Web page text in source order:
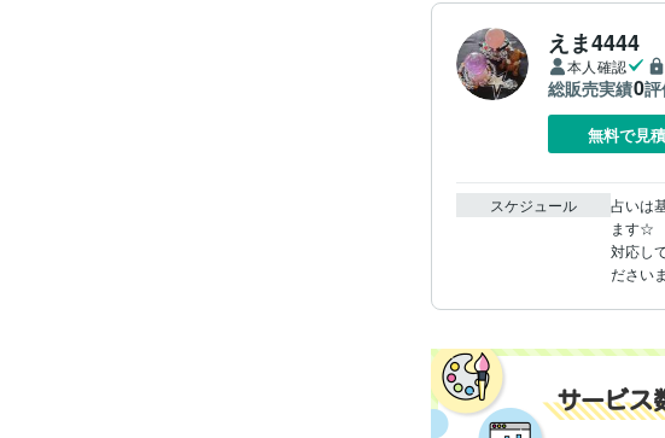
えま4444
本人確認
総販売実績0
無料で見
スケジュール
占いは
ます☆
対応し
ださい